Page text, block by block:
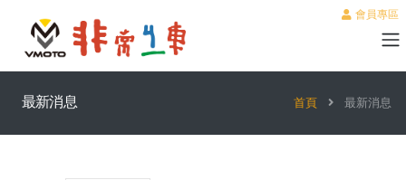
會員專區
最新消息 首頁 最新消息